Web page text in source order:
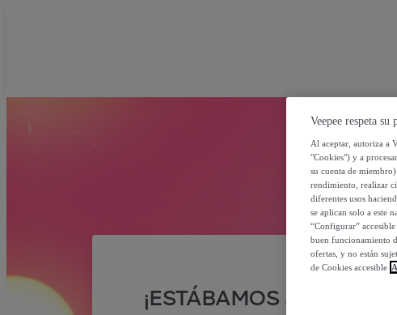
¡ESTÁBAMOS SEGUROS
Veepee respeta su
Al aceptar, autoriza a
"Cookies") y a
su cuenta de
rendimiento, realizar
diferentes usos
se aplican solo a este
“Configurar”
buen funcionamiento
ofertas, y no están
de Cookies accesible